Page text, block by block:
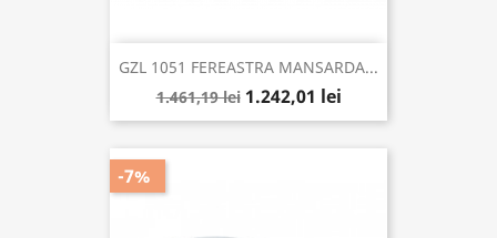
GZL 1051 FEREASTRA MANSARDA...
1.461,19 lei 1.242,01 lei
-7%